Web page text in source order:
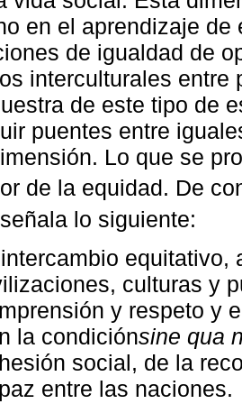
en el aprendizaje
de igualdad de
interculturales entre
de este tipo de
puentes entre
Lo que se
de la equidad. De
señala lo siguiente:
equitativo,
culturas y
y respeto y
la condiciónsine qua
social, de la
entre las naciones.